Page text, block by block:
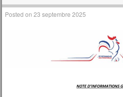
Posted on23 septembre 2025